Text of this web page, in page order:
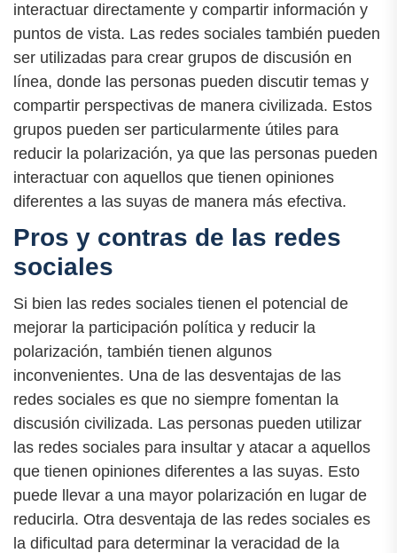
interactuar directamente y compartir información y
puntos de vista. Las redes sociales también pueden
ser utilizadas para crear grupos de discusión en
línea, donde las personas pueden discutir temas y
compartir perspectivas de manera civilizada. Estos
grupos pueden ser particularmente útiles para
reducir la polarización, ya que las personas pueden
interactuar con aquellos que tienen opiniones
diferentes a las suyas de manera más efectiva.
Pros y contras de las redes
sociales
Si bien las redes sociales tienen el potencial de
mejorar la participación política y reducir la
polarización, también tienen algunos
inconvenientes. Una de las desventajas de las
redes sociales es que no siempre fomentan la
discusión civilizada. Las personas pueden utilizar
las redes sociales para insultar y atacar a aquellos
que tienen opiniones diferentes a las suyas. Esto
puede llevar a una mayor polarización en lugar de
reducirla. Otra desventaja de las redes sociales es
la dificultad para determinar la veracidad de la